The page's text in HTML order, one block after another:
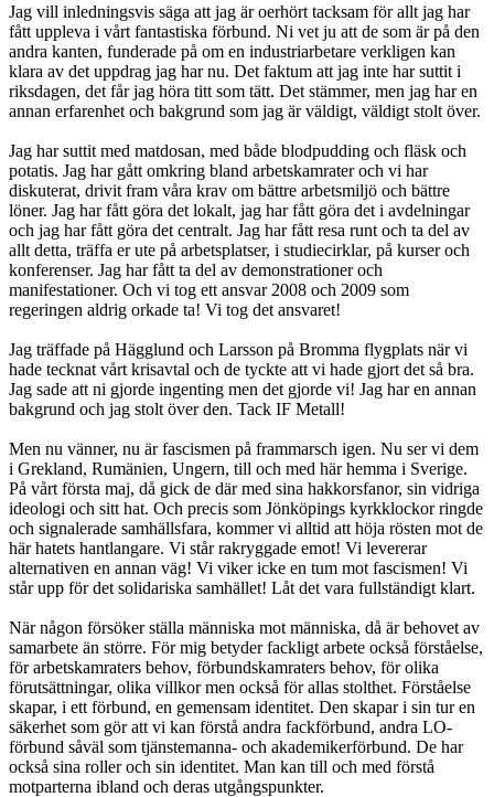
Jag vill inledningsvis säga att jag är oerhört tacksam för allt jag har
fått uppleva i vårt fantastiska förbund. Ni vet ju att de som är på den
andra kanten, funderade på om en industriarbetare verkligen kan
klara av det uppdrag jag har nu. Det faktum att jag inte har suttit i
riksdagen, det får jag höra titt som tätt. Det stämmer, men jag har en
annan erfarenhet och bakgrund som jag är väldigt, väldigt stolt över.
Jag har suttit med matdosan, med både blodpudding och fläsk och
potatis. Jag har gått omkring bland arbetskamrater och vi har
diskuterat, drivit fram våra krav om bättre arbetsmiljö och bättre
löner. Jag har fått göra det lokalt, jag har fått göra det i avdelningar
och jag har fått göra det centralt. Jag har fått resa runt och ta del av
allt detta, träffa er ute på arbetsplatser, i studiecirklar, på kurser och
konferenser. Jag har fått ta del av demonstrationer och
manifestationer. Och vi tog ett ansvar 2008 och 2009 som
regeringen aldrig orkade ta! Vi tog det ansvaret!
Jag träffade på Hägglund och Larsson på Bromma flygplats när vi
hade tecknat vårt krisavtal och de tyckte att vi hade gjort det så bra.
Jag sade att ni gjorde ingenting men det gjorde vi! Jag har en annan
bakgrund och jag stolt över den. Tack IF Metall!
Men nu vänner, nu är fascismen på frammarsch igen. Nu ser vi dem
i Grekland, Rumänien, Ungern, till och med här hemma i Sverige.
På vårt första maj, då gick de där med sina hakkorsfanor, sin vidriga
ideologi och sitt hat. Och precis som Jönköpings kyrkklockor ringde
och signalerade samhällsfara, kommer vi alltid att höja rösten mot de
här hatets hantlangare. Vi står rakryggade emot! Vi levererar
alternativen en annan väg! Vi viker icke en tum mot fascismen! Vi
står upp för det solidariska samhället! Låt det vara fullständigt klart.
När någon försöker ställa människa mot människa, då är behovet av
samarbete än större. För mig betyder fackligt arbete också förståelse,
för arbetskamraters behov, förbundskamraters behov, för olika
förutsättningar, olika villkor men också för allas stolthet. Förståelse
skapar, i ett förbund, en gemensam identitet. Den skapar i sin tur en
säkerhet som gör att vi kan förstå andra fackförbund, andra LO-
förbund såväl som tjänstemanna- och akademikerförbund. De har
också sina roller och sin identitet. Man kan till och med förstå
motparterna ibland och deras utgångspunkter.